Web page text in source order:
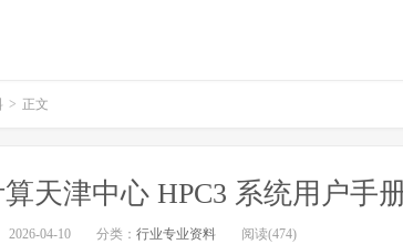
> 正文
天津中心 HPC3 系统用户手
2026-04-10 分类： 行业专业资料 阅读(474)